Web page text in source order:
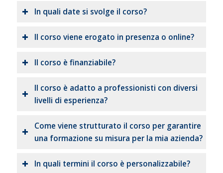
In quali date si svolge il corso?
Il corso viene erogato in presenza o online?
Il corso è finanziabile?
Il corso è adatto a professionisti con diversi
livelli di esperienza?
Come viene strutturato il corso per garantire
una formazione su misura per la mia azienda?
In quali termini il corso è personalizzabile?